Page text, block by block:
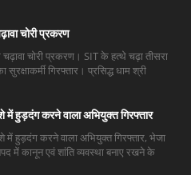
चोरी प्रकरण
चोरी प्रकरण। SIT के हत्थे चढ़ा तीसरा
गिरफ्तार। प्रसिद्ध धाम श्री
हुड़दंग करने वाला अभियुक्त गिरफ्तार
हुड़दंग करने वाला अभियुक्त गिरफ्तार, भेजा
में कानून एवं शांति व्यवस्था बनाए रखने के